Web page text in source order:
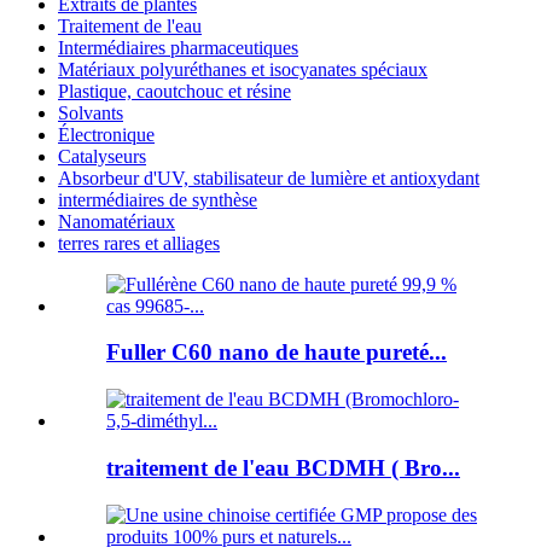
Traitement de l'eau
Intermédiaires pharmaceutiques
Matériaux polyuréthanes et isocyanates spéciaux
Plastique, caoutchouc et résine
Solvants
Électronique
Catalyseurs
Absorbeur d'UV, stabilisateur de lumière et antioxydant
intermédiaires de synthèse
Nanomatériaux
terres rares et alliages
Fuller C60 nano de haute pureté...
traitement de l'eau BCDMH ( Bro...